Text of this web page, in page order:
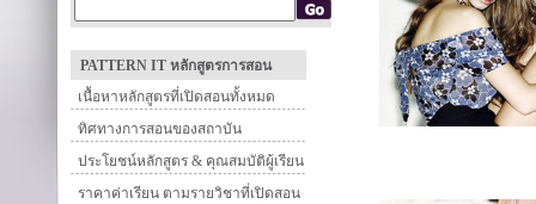
PATTERN IT หลักสูตรการสอน
เนื้อหาหลักสูตรที่เปิดสอนทั้งหมด
ทิศทางการสอนของสถาบัน
ประโยชน์หลักสูตร & คุณสมบัติผู้เรียน
ราคาค่าเรียน ตามรายวิชาที่เปิดสอน